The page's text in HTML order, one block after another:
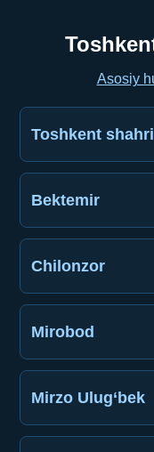
Asosiy
Toshkent shahri
Bektemir
Chilonzor
Mirobod
Mirzo Ulug‘bek